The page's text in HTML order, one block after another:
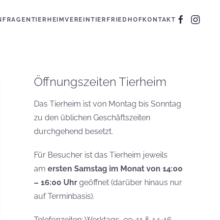
FRAGENTIERHEIMVEREINTIERFRIEDHOFKONTAKT
Öffnungszeiten Tierheim
Das Tierheim ist von Montag bis Sonntag
zu den üblichen Geschäftszeiten
durchgehend besetzt.
Für Besucher ist das Tierheim jeweils
amersten Samstag im Monat von 14:00
– 16:00 Uhr geöffnet (darüber hinaus nur
auf Terminbasis).